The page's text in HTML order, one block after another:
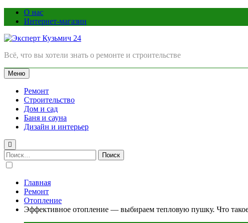
ПерейтиО нас
Интернет-магазин
Эксперт Кузьмич 24
Всё, что вы хотели знать о ремонте и строительстве
Меню
Ремонт
Строительство
Дом и сад
Баня и сауна
Дизайн и интерьер
Найти:
Главная
Ремонт
Отопление
Эффективное отопление — выбираем тепловую пушку. Что